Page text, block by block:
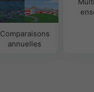
Comparaisons
annuelles